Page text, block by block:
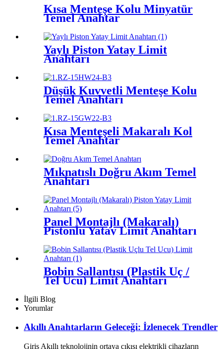
Kısa Menteşe Kolu Minyatür
Temel Anahtar
Yaylı Piston Yatay Limit
Anahtarı
Düşük Kuvvetli Menteşe Kolu
Temel Anahtarı
Kısa Menteşeli Makaralı Kol
Temel Anahtar
Mıknatıslı Doğru Akım Temel
Anahtarı
Panel Montajlı (Makaralı)
Pistonlu Yatay Limit Anahtarı
Bobin Sallantısı (Plastik Uç /
Tel Ucu) Limit Anahtarı
İlgili Blog
Yorumlar
Akıllı Anahtarların Geleceği: İzlenecek Trendler
Giriş Akıllı teknolojinin ortaya çıkışı elektrikli cihazların